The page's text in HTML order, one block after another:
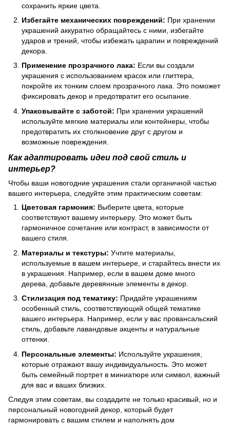
сохранить яркие цвета.
Избегайте механических повреждений: При хранении
украшений аккуратно обращайтесь с ними, избегайте
ударов и трений, чтобы избежать царапин и повреждений
декора.
Применение прозрачного лака: Если вы создали
украшения с использованием красок или глиттера,
покройте их тонким слоем прозрачного лака. Это поможет
фиксировать декор и предотвратит его осыпание.
Упаковывайте с заботой: При хранении украшений
используйте мягкие материалы или контейнеры, чтобы
предотвратить их столкновение друг с другом и
возможные повреждения.
Как адаптировать идеи под свой стиль и
интерьер?
Чтобы ваши новогодние украшения стали органичной частью
вашего интерьера, следуйте этим практическим советам:
Цветовая гармония: Выберите цвета, которые
соответствуют вашему интерьеру. Это может быть
гармоничное сочетание или контраст, в зависимости от
вашего стиля.
Материалы и текстуры: Учтите материалы,
используемые в вашем интерьере, и старайтесь внести их
в украшения. Например, если в вашем доме много
дерева, добавьте деревянные элементы в декор.
Стилизация под тематику: Придайте украшениям
особенный стиль, соответствующий общей тематике
вашего интерьера. Например, если у вас провансальский
стиль, добавьте лавандовые акценты и натуральные
оттенки.
Персональные элементы: Используйте украшения,
которые отражают вашу индивидуальность. Это может
быть семейный портрет в миниатюре или символ, важный
для вас и ваших близких.
Следуя этим советам, вы создадите не только красивый, но и
персональный новогодний декор, который будет
гармонировать с вашим стилем и наполнять дом